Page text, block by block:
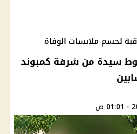
لحسم ملابسات الوفاة
سيدة من شرفة كمبوند